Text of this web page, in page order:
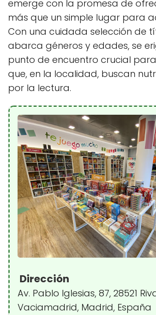
emerge con la promesa de
más que un simple lugar para
Con una cuidada selección de
abarca géneros y edades, se
punto de encuentro crucial
que, en la localidad, buscan
por la lectura.
Dirección
Av. Pablo Iglesias, 87, 28521
Vaciamadrid, Madrid, España